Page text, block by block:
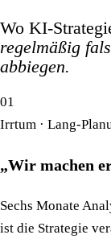
Wo KI-
regelmäßig
abbiegen.
01
Irrtum · Lang-
„Wir machen
Sechs Monate
ist die Strategie